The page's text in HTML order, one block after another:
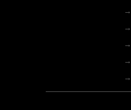
→
→
→
→
→